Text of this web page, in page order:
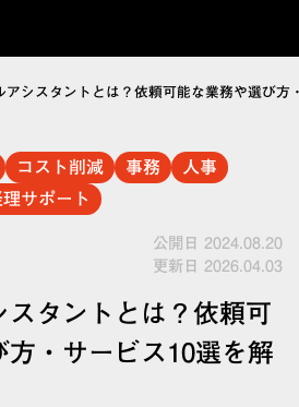
アシスタントとは？依頼可能な業務や選び方
コスト削減 事務
人事
サポート
公開日 2024.08.20
更新日 2026.04.03
スタントとは？依頼可
方・サービス10選を解